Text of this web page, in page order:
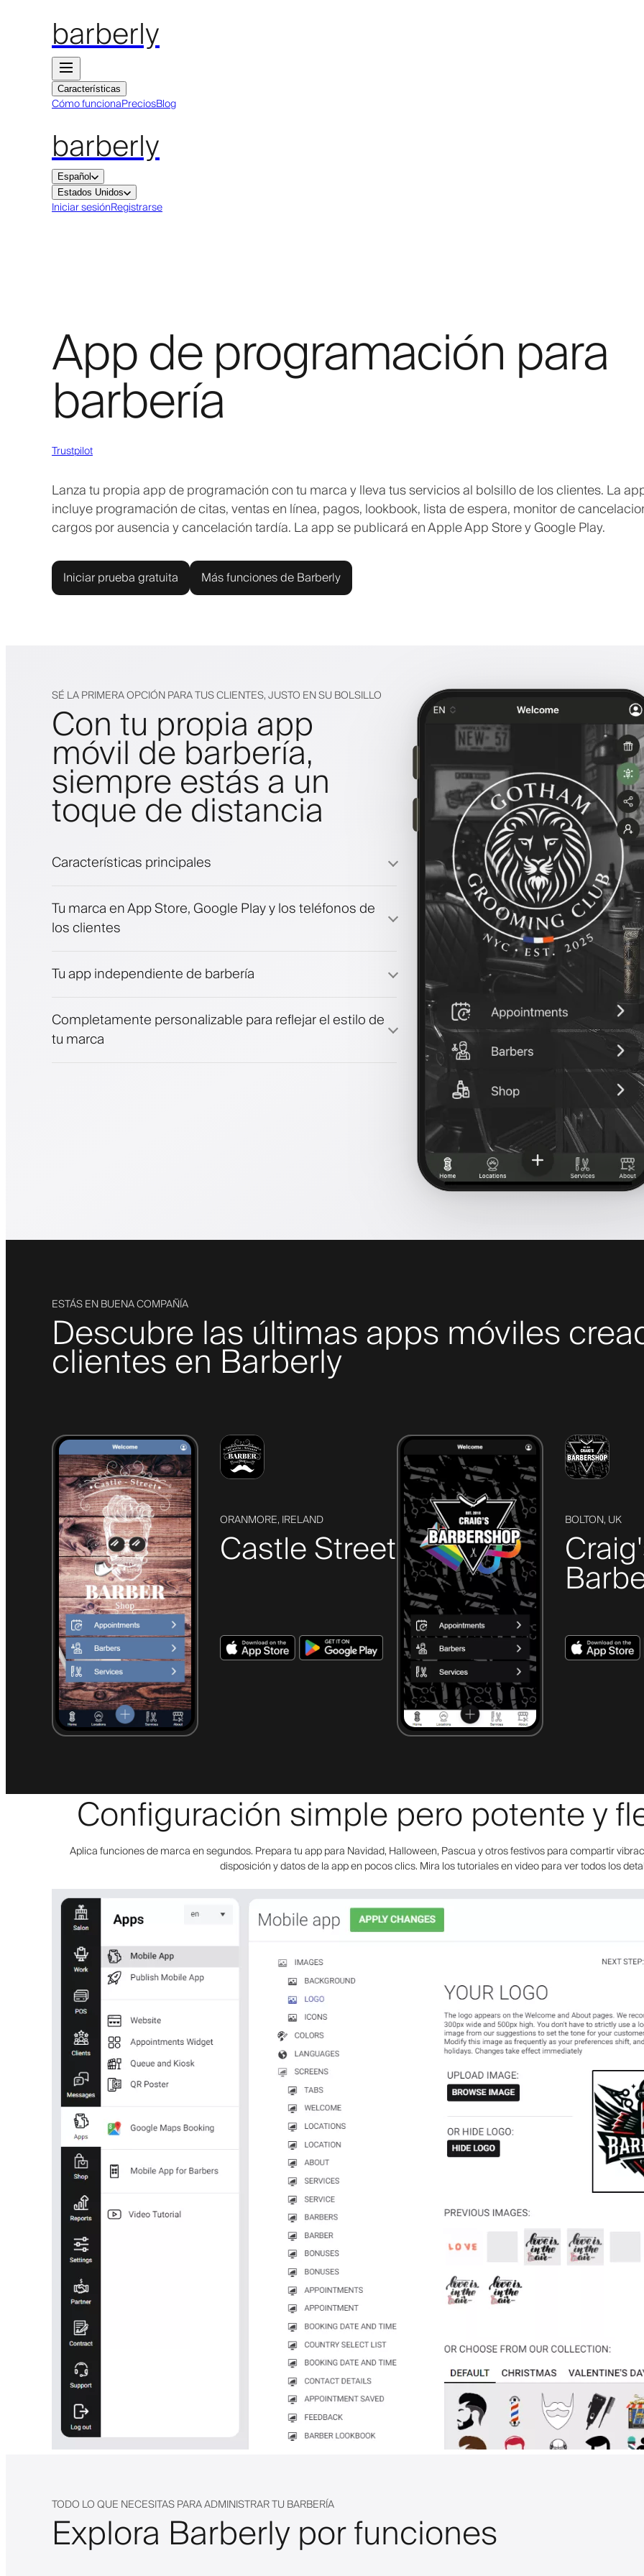
barberly
Características
Cómo funcionaPreciosBlog
barberly
Español
Estados Unidos
Iniciar sesiónRegistrarse
App de programación para
barbería
Trustpilot
Lanza tu propia app de programación con tu marca y lleva tus servicios al bolsillo de los clientes. La
incluye programación de citas, ventas en línea, pagos, lookbook, lista de espera, monitor de
cargos por ausencia y cancelación tardía. La app se publicará en Apple App Store y Google Play.
Iniciar prueba gratuita Más funciones de Barberly
SÉ LA PRIMERA OPCIÓN PARA TUS CLIENTES, JUSTO EN SU BOLSILLO
Con tu propia app
móvil de barbería,
siempre estás a un
toque de distancia
Características principales
Pagos, depósito de seguridad
Vende productos de belleza
Tu marca en App Store, Google Play y los teléfonos de
los clientes
Tu app independiente de barbería
Completamente personalizable para reflejar el estilo de
tu marca
ESTÁS EN BUENA COMPAÑÍA
Descubre las últimas apps móviles
clientes en Barberly
ORANMORE, IRELAND
Castle Street
BOLTON, UK
Configuración simple pero potente y
Aplica funciones de marca en segundos. Prepara tu app para Navidad, Halloween, Pascua y otros festivos para compartir
disposición y datos de la app en pocos clics. Mira los tutoriales en video para ver todos los
TODO LO QUE NECESITAS PARA ADMINISTRAR TU BARBERÍA
Explora Barberly por funciones